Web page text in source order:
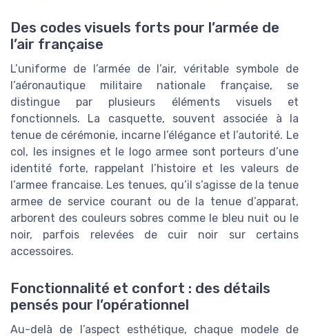
Des codes visuels forts pour l’armée de
l’air française
L’uniforme de l’armée de l’air, véritable symbole de
l’aéronautique militaire nationale française, se
distingue par plusieurs éléments visuels et
fonctionnels. La casquette, souvent associée à la
tenue de cérémonie, incarne l’élégance et l’autorité. Le
col, les insignes et le logo armee sont porteurs d’une
identité forte, rappelant l’histoire et les valeurs de
l’armee francaise. Les tenues, qu’il s’agisse de la tenue
armee de service courant ou de la tenue d’apparat,
arborent des couleurs sobres comme le bleu nuit ou le
noir, parfois relevées de cuir noir sur certains
accessoires.
Fonctionnalité et confort : des détails
pensés pour l’opérationnel
Au-delà de l’aspect esthétique, chaque modele de